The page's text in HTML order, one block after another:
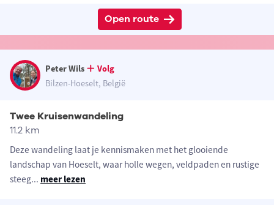
Open route
Peter Wils
Volg
Bilzen-Hoeselt, België
Twee Kruisenwandeling
11.2 km
Deze wandeling laat je kennismaken met het glooiende
landschap van Hoeselt, waar holle wegen, veldpaden en rustige
steeg... meer lezen